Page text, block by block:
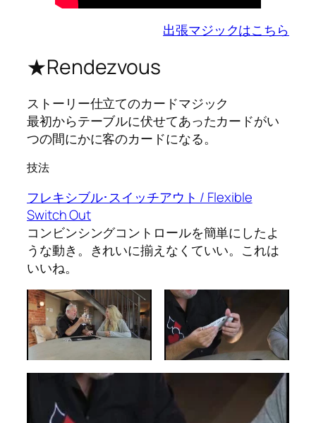
出張マジックはこちら
★Rendezvous
ストーリー仕立てのカードマジック
最初からテーブルに伏せてあったカードがい
つの間にかに客のカードになる。
技法
フレキシブル･スイッチアウト / Flexible
Switch Out
コンビンシングコントロールを簡単にしたよ
うな動き。きれいに揃えなくていい。これは
いいね。